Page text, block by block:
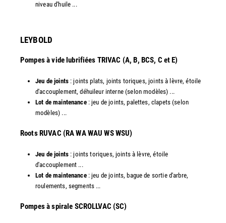
niveau d'huile ...​
LEYBOLD
Pompes à vide lubrifiées TRIVAC (A, B, BCS, C et E)
Jeu de joints: joints plats, joints toriques, joints à lèvre, étoile
d'accouplement, déhuileur interne (selon modèles) ...
Lot de maintenance: jeu de joints, palettes, clapets (selon
modèles) ...
​Roots RUVAC (RA WA WAU WS WSU)
Jeu de joints: joints toriques, joints à lèvre, étoile
d'accouplement ...
Lot de maintenance : jeu de joints, bague de sortie d'arbre,
roulements, segments ...
​Pompes à spirale SCROLLVAC (SC)